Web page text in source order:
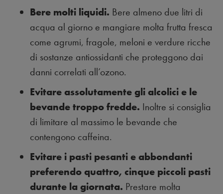
Bere molti liquidi. Bere almeno due litri di
acqua al giorno e mangiare molta frutta fresca
come agrumi, fragole, meloni e verdure ricche
di sostanze antiossidanti che proteggono dai
danni correlati all’ozono.
Evitare assolutamente gli alcolici e le
bevande troppo fredde. Inoltre si consiglia
di limitare al massimo le bevande che
contengono caffeina.
Evitare i pasti pesanti e abbondanti
preferendo quattro, cinque piccoli pasti
durante la giornata. Prestare molta